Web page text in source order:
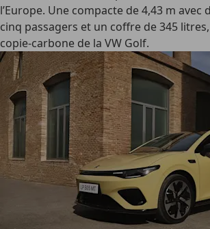
l’Europe. Une compacte de 4,43 m avec
cinq passagers et un coffre de 345 litres,
copie-carbone de la VW Golf.